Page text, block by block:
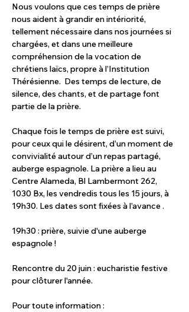
Nous voulons que ces temps de prière
nous aident à grandir en intériorité,
tellement nécessaire dans nos journées si
chargées, et dans une meilleure
compréhension de la vocation de
chrétiens laïcs, propre à l’Institution
Thérésienne.  Des temps de lecture, de
silence, des chants, et de partage font
partie de la prière.
Chaque fois le temps de prière est suivi,
pour ceux qui le désirent, d’un moment de
convivialité autour d’un repas partagé,
auberge espagnole. La prière a lieu au
Centre Alameda, Bl Lambermont 262,
1030 Bx, les vendredis tous les 15 jours, à
19h30. Les dates sont fixées à l’avance .
19h30 : prière, suivie d'une auberge
espagnole !
Rencontre du 20 juin : eucharistie festive
pour clôturer l'année.
Pour toute information :